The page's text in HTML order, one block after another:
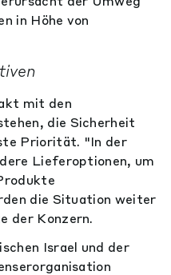
in Höhe von
mit den
die Sicherheit
Priorität. "In der
Lieferoptionen, um
die Situation weiter
der Konzern.
Israel und der